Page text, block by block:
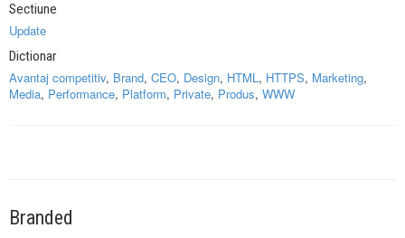
Sectiune
Update
Dictionar
Avantaj competitiv, Brand, CEO, Design, HTML, HTTPS, Marketing,
Media, Performance, Platform, Private, Produs, WWW
Branded